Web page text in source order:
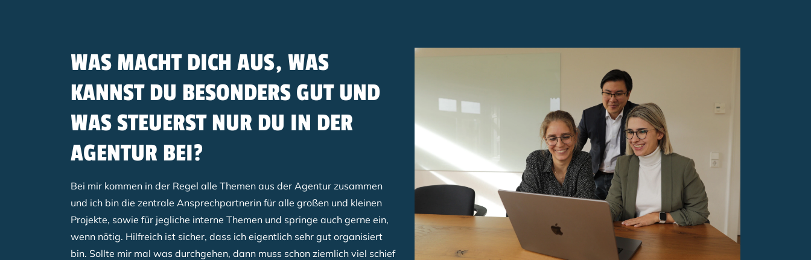
WAS MACHT DICH AUS, WAS
KANNST DU BESONDERS GUT UND
WAS STEUERST NUR DU IN DER
AGENTUR BEI?
Bei mir kommen in der Regel alle Themen aus der Agentur zusammen
und ich bin die zentrale Ansprechpartnerin für alle großen und kleinen
Projekte, sowie für jegliche interne Themen und springe auch gerne ein,
wenn nötig. Hilfreich ist sicher, dass ich eigentlich sehr gut organisiert
bin. Sollte mir mal was durchgehen, dann muss schon ziemlich viel schief